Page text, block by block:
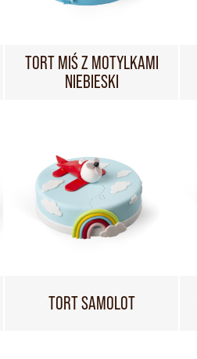
TORT MIŚ Z MOTYLKAMI
NIEBIESKI
TORT SAMOLOT